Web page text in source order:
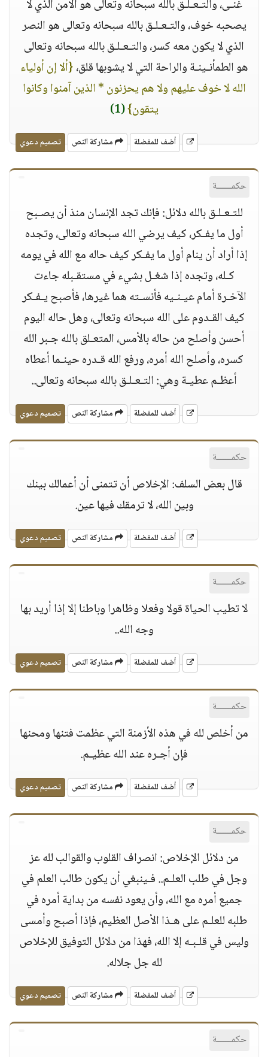
غنـى، والتـعـلـق بالله سبحانه وتعالى هو الأمن الذي لا
يصحبه خوف، والتـعـلـق بالله سبحانه وتعالى هو النصر
الذي لا يكون معه كسر، والتـعـلـق بالله سبحانه وتعالى
هو الطمأنـينـة والراحة التي لا يشوبها قلق،{ألا إن أولياء
الله لا خوف عليهم ولا هم يحزنون * الذين آمنوا وكانوا
يتقون}(1)
أضف للمفضلة مشاركة النص تصميم دعوي
حكمــــــة
للتـعـلـق بالله دلائل: فإنك تجد الإنسان منذ أن يصـبح
أول ما يفـكر، كيف يرضي الله سبحانه وتعالى، وتجده
إذا أراد أن ينام أول ما يفـكر كيف حاله مع الله في يومه
كـله، وتجده إذا شغـل بشيء في مستقـبله جاءت
الآخـرة أمام عيـنـيه فأنسـته هما غيرها، فأصبح يـفـكر
كيف القـدوم على الله سبحانه وتعالى، وهل حاله اليوم
أحسن وأصلح من حاله بالأمس، المتعـلق بالله جـبر الله
كسره، وأصلح الله أمره، ورفع الله قـدره حينـما أعطاه
أعظـم عطيـة وهي: التـعـلـق بالله سبحانه وتعالى..
أضف للمفضلة مشاركة النص تصميم دعوي
حكمــــــة
قال بعض السلف: الإخلاص أن تتمنى أن أعمالك بينك
وبين الله، لا ترمقك فيها عين.
أضف للمفضلة مشاركة النص تصميم دعوي
حكمــــــة
لا تطيب الحياة قولا وفعلا وظاهرا وباطنا إلا إذا أريد بها
وجه الله..
أضف للمفضلة مشاركة النص تصميم دعوي
حكمــــــة
من أخلص لله في هذه الأزمنة التي عظمت فتنها ومحنها
فإن أجـره عند الله عظيـم.
أضف للمفضلة مشاركة النص تصميم دعوي
حكمــــــة
من دلائل الإخلاص: انصراف القلوب والقوالب لله عز
وجل في طلب العلـم.. فـينبغي أن يكون طالب العلم في
جميع أمره مع الله، وأن يعود نفسه من بداية أمره في
طلبه للعلـم على هـذا الأصل العظيم، فإذا أصبح وأمسى
وليس في قلـبـه إلا الله، فهذا من دلائل التوفيق للإخلاص
لله جل جلاله.
أضف للمفضلة مشاركة النص تصميم دعوي
حكمــــــة